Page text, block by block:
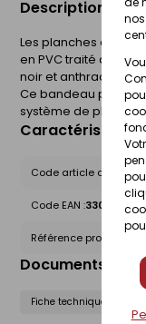
Description du
Les planches de
en PVC traité anti
noir et anthracite )
Ce bandeau
système de planche
Code article chez le
Code EAN :
Référence produit
Documents liés
Fiche technique